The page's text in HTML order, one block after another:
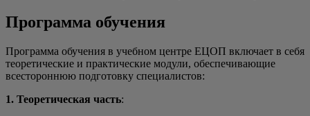
Программа обучения
Программа обучения в учебном центре ЕЦОП включает в себя
теоретические и практические модули, обеспечивающие
всестороннюю подготовку специалистов:
1. Теоретическая часть: